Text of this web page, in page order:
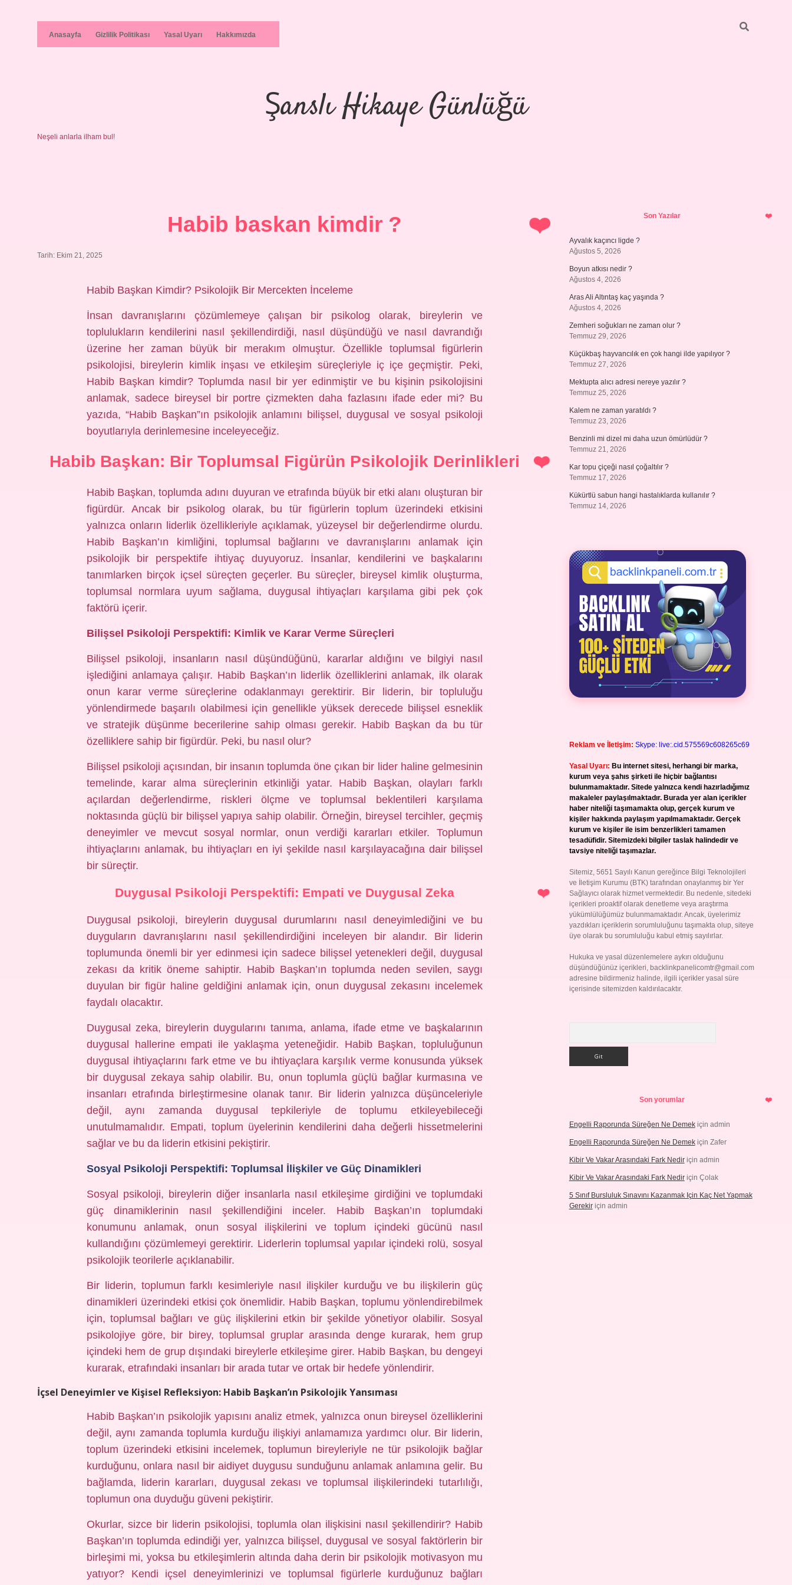
Anasayfa Gizlilik Politikası Yasal Uyarı Hakkımızda
Şanslı Hikaye Günlüğü
Neşeli anlarla ilham bul!
Habib baskan kimdir ?
Tarih: Ekim 21, 2025
Habib Başkan Kimdir? Psikolojik Bir Mercekten İnceleme
İnsan davranışlarını çözümlemeye çalışan bir psikolog olarak, bireylerin ve
toplulukların kendilerini nasıl şekillendirdiği, nasıl düşündüğü ve nasıl davrandığı
üzerine her zaman büyük bir merakım olmuştur. Özellikle toplumsal figürlerin
psikolojisi, bireylerin kimlik inşası ve etkileşim süreçleriyle iç içe geçmiştir. Peki,
Habib Başkan kimdir? Toplumda nasıl bir yer edinmiştir ve bu kişinin psikolojisini
anlamak, sadece bireysel bir portre çizmekten daha fazlasını ifade eder mi? Bu
yazıda, “Habib Başkan”ın psikolojik anlamını bilişsel, duygusal ve sosyal psikoloji
boyutlarıyla derinlemesine inceleyeceğiz.
Habib Başkan: Bir Toplumsal Figürün Psikolojik Derinlikleri
Habib Başkan, toplumda adını duyuran ve etrafında büyük bir etki alanı oluşturan bir
figürdür. Ancak bir psikolog olarak, bu tür figürlerin toplum üzerindeki etkisini
yalnızca onların liderlik özellikleriyle açıklamak, yüzeysel bir değerlendirme olurdu.
Habib Başkan’ın kimliğini, toplumsal bağlarını ve davranışlarını anlamak için
psikolojik bir perspektife ihtiyaç duyuyoruz. İnsanlar, kendilerini ve başkalarını
tanımlarken birçok içsel süreçten geçerler. Bu süreçler, bireysel kimlik oluşturma,
toplumsal normlara uyum sağlama, duygusal ihtiyaçları karşılama gibi pek çok
faktörü içerir.
Bilişsel Psikoloji Perspektifi: Kimlik ve Karar Verme Süreçleri
Bilişsel psikoloji, insanların nasıl düşündüğünü, kararlar aldığını ve bilgiyi nasıl
işlediğini anlamaya çalışır. Habib Başkan’ın liderlik özelliklerini anlamak, ilk olarak
onun karar verme süreçlerine odaklanmayı gerektirir. Bir liderin, bir topluluğu
yönlendirmede başarılı olabilmesi için genellikle yüksek derecede bilişsel esneklik
ve stratejik düşünme becerilerine sahip olması gerekir. Habib Başkan da bu tür
özelliklere sahip bir figürdür. Peki, bu nasıl olur?
Bilişsel psikoloji açısından, bir insanın toplumda öne çıkan bir lider haline gelmesinin
temelinde, karar alma süreçlerinin etkinliği yatar. Habib Başkan, olayları farklı
açılardan değerlendirme, riskleri ölçme ve toplumsal beklentileri karşılama
noktasında güçlü bir bilişsel yapıya sahip olabilir. Örneğin, bireysel tercihler, geçmiş
deneyimler ve mevcut sosyal normlar, onun verdiği kararları etkiler. Toplumun
ihtiyaçlarını anlamak, bu ihtiyaçları en iyi şekilde nasıl karşılayacağına dair bilişsel
bir süreçtir.
Duygusal Psikoloji Perspektifi: Empati ve Duygusal Zeka
Duygusal psikoloji, bireylerin duygusal durumlarını nasıl deneyimlediğini ve bu
duyguların davranışlarını nasıl şekillendirdiğini inceleyen bir alandır. Bir liderin
toplumunda önemli bir yer edinmesi için sadece bilişsel yetenekleri değil, duygusal
zekası da kritik öneme sahiptir. Habib Başkan’ın toplumda neden sevilen, saygı
duyulan bir figür haline geldiğini anlamak için, onun duygusal zekasını incelemek
faydalı olacaktır.
Duygusal zeka, bireylerin duygularını tanıma, anlama, ifade etme ve başkalarının
duygusal hallerine empati ile yaklaşma yeteneğidir. Habib Başkan, topluluğunun
duygusal ihtiyaçlarını fark etme ve bu ihtiyaçlara karşılık verme konusunda yüksek
bir duygusal zekaya sahip olabilir. Bu, onun toplumla güçlü bağlar kurmasına ve
insanları etrafında birleştirmesine olanak tanır. Bir liderin yalnızca düşünceleriyle
değil, aynı zamanda duygusal tepkileriyle de toplumu etkileyebileceği
unutulmamalıdır. Empati, toplum üyelerinin kendilerini daha değerli hissetmelerini
sağlar ve bu da liderin etkisini pekiştirir.
Sosyal Psikoloji Perspektifi: Toplumsal İlişkiler ve Güç Dinamikleri
Sosyal psikoloji, bireylerin diğer insanlarla nasıl etkileşime girdiğini ve toplumdaki
güç dinamiklerinin nasıl şekillendiğini inceler. Habib Başkan’ın toplumdaki
konumunu anlamak, onun sosyal ilişkilerini ve toplum içindeki gücünü nasıl
kullandığını çözümlemeyi gerektirir. Liderlerin toplumsal yapılar içindeki rolü, sosyal
psikolojik teorilerle açıklanabilir.
Bir liderin, toplumun farklı kesimleriyle nasıl ilişkiler kurduğu ve bu ilişkilerin güç
dinamikleri üzerindeki etkisi çok önemlidir. Habib Başkan, toplumu yönlendirebilmek
için, toplumsal bağları ve güç ilişkilerini etkin bir şekilde yönetiyor olabilir. Sosyal
psikolojiye göre, bir birey, toplumsal gruplar arasında denge kurarak, hem grup
içindeki hem de grup dışındaki bireylerle etkileşime girer. Habib Başkan, bu dengeyi
kurarak, etrafındaki insanları bir arada tutar ve ortak bir hedefe yönlendirir.
İçsel Deneyimler ve Kişisel Refleksiyon: Habib Başkan’ın Psikolojik Yansıması
Habib Başkan’ın psikolojik yapısını analiz etmek, yalnızca onun bireysel özelliklerini
değil, aynı zamanda toplumla kurduğu ilişkiyi anlamamıza yardımcı olur. Bir liderin,
toplum üzerindeki etkisini incelemek, toplumun bireyleriyle ne tür psikolojik bağlar
kurduğunu, onlara nasıl bir aidiyet duygusu sunduğunu anlamak anlamına gelir. Bu
bağlamda, liderin kararları, duygusal zekası ve toplumsal ilişkilerindeki tutarlılığı,
toplumun ona duyduğu güveni pekiştirir.
Okurlar, sizce bir liderin psikolojisi, toplumla olan ilişkisini nasıl şekillendirir? Habib
Başkan’ın toplumda edindiği yer, yalnızca bilişsel, duygusal ve sosyal faktörlerin bir
birleşimi mi, yoksa bu etkileşimlerin altında daha derin bir psikolojik motivasyon mu
yatıyor? Kendi içsel deneyimlerinizi ve toplumsal figürlerle kurduğunuz bağları
SidebarSon Yazılar
Ayvalık kaçıncı ligde ?
Ağustos 5, 2026
Boyun atkısı nedir ?
Ağustos 4, 2026
Aras Ali Altıntaş kaç yaşında ?
Ağustos 4, 2026
Zemheri soğukları ne zaman olur ?
Temmuz 29, 2026
Küçükbaş hayvancılık en çok hangi ilde yapılıyor ?
Temmuz 27, 2026
Mektupta alıcı adresi nereye yazılır ?
Temmuz 25, 2026
Kalem ne zaman yaratıldı ?
Temmuz 23, 2026
Benzinli mi dizel mi daha uzun ömürlüdür ?
Temmuz 21, 2026
Kar topu çiçeği nasıl çoğaltılır ?
Temmuz 17, 2026
Kükürtlü sabun hangi hastalıklarda kullanılır ?
Temmuz 14, 2026
Reklam ve İletişim: Skype: live:.cid.575569c608265c69
Yasal Uyarı: Bu internet sitesi, herhangi bir marka,
kurum veya şahıs şirketi ile hiçbir bağlantısı
bulunmamaktadır. Sitede yalnızca kendi hazırladığımız
makaleler paylaşılmaktadır. Burada yer alan içerikler
haber niteliği taşımamakta olup, gerçek kurum ve
kişiler hakkında paylaşım yapılmamaktadır. Gerçek
kurum ve kişiler ile isim benzerlikleri tamamen
tesadüfidir. Sitemizdeki bilgiler taslak halindedir ve
tavsiye niteliği taşımazlar.
Sitemiz, 5651 Sayılı Kanun gereğince Bilgi Teknolojileri
ve İletişim Kurumu (BTK) tarafından onaylanmış bir Yer
Sağlayıcı olarak hizmet vermektedir. Bu nedenle, sitedeki
içerikleri proaktif olarak denetleme veya araştırma
yükümlülüğümüz bulunmamaktadır. Ancak, üyelerimiz
yazdıkları içeriklerin sorumluluğunu taşımakta olup, siteye
üye olarak bu sorumluluğu kabul etmiş sayılırlar.
Hukuka ve yasal düzenlemelere aykırı olduğunu
düşündüğünüz içerikleri, backlinkpanelicomtr@gmail.com
adresine bildirmeniz halinde, ilgili içerikler yasal süre
içerisinde sitemizden kaldırılacaktır.
Son yorumlar
Engelli Raporunda Süreğen Ne Demekiçin admin
Engelli Raporunda Süreğen Ne Demekiçin Zafer
Kibir Ve Vakar Arasındaki Fark Nediriçin admin
Kibir Ve Vakar Arasındaki Fark Nediriçin Çolak
5 Sınıf Bursluluk Sınavını Kazanmak Için Kaç Net Yapmak
Gerekiriçin admin